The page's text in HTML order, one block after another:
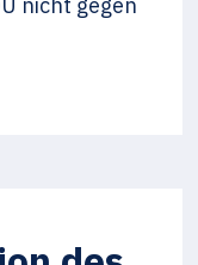
nicht gegen